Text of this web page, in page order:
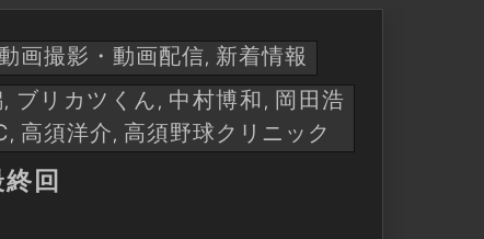
画撮影・動画配信, 新着情報
, ブリカツくん , 中村博和 , 岡田浩
, 高須洋介, 高須野球クリニック
回